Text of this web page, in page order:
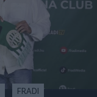
FRADI